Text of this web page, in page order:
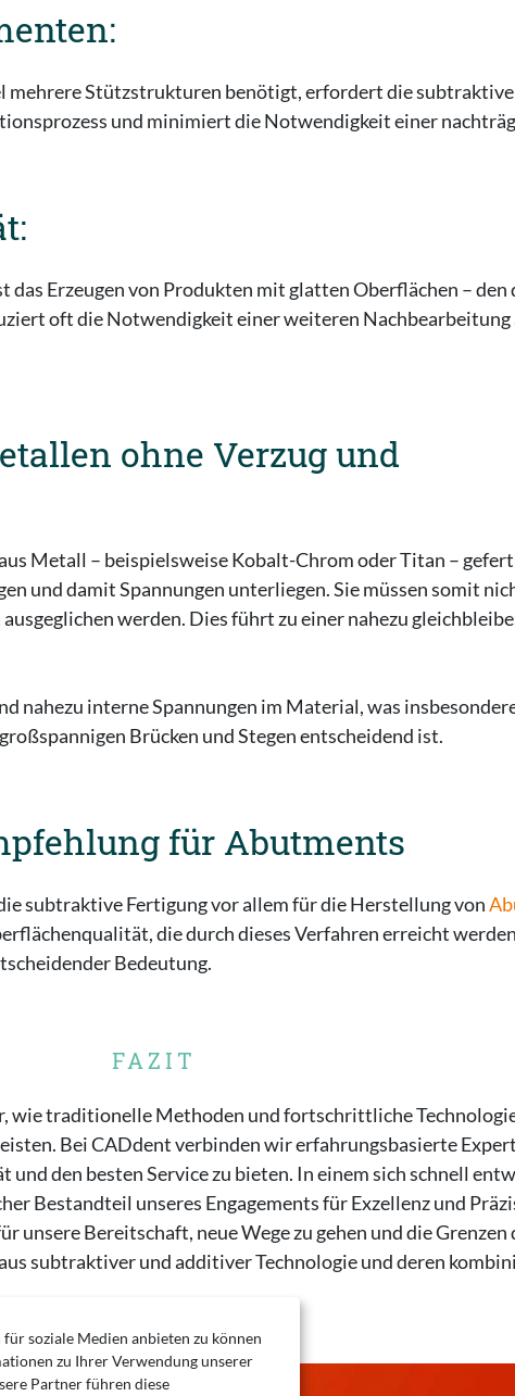
mehrere Stützstrukturen benötigt, erfordert die
und minimiert die Notwendigkeit einer
Erzeugen von Produkten mit glatten Oberflächen –
oft die Notwendigkeit einer weiteren Nachbearbeitung
ohne Verzug und
Metall – beispielsweise Kobalt-Chrom oder Titan –
und damit Spannungen unterliegen. Sie müssen somit
werden. Dies führt zu einer nahezu
nahezu interne Spannungen im Material, was
Brücken und Stegen entscheidend ist.
für Abutments
subtraktive Fertigung vor allem für die Herstellung von
die durch dieses Verfahren erreicht
Bedeutung.
FAZIT
wie traditionelle Methoden und fortschrittliche
Bei CADdent verbinden wir erfahrungsbasierte
den besten Service zu bieten. In einem sich schnell
Bestandteil unseres Engagements für Exzellenz und
unsere Bereitschaft, neue Wege zu gehen und die
subtraktiver und additiver Technologie und deren
soziale Medien anbieten zu können
zu Ihrer Verwendung unserer
Partner führen diese